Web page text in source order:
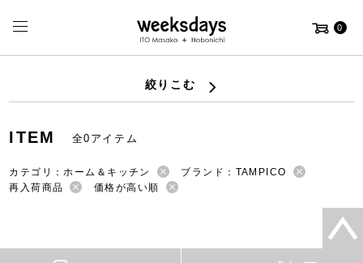
0
絞りこむ
ITEM 全0アイテム
カテゴリ：ホーム＆キッチン
ブランド：TAMPICO
再入荷商品
価格が高い順